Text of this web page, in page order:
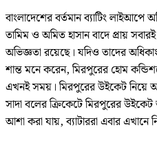
বাংলাদেশের বর্তমান ব্যাটিং লাইআপে
তামিম ও অমিত হাসান বাদে প্রায়
অভিজ্ঞতা রয়েছে। যদিও তাদের
শান্ত মনে করেন, মিরপুরের হোম
এখনই সময়। মিরপুরের উইকেট নিয়ে
সাদা বলের ক্রিকেটে মিরপুরের
আশা করা যায়, ব্যাটাররা এবার এখানে